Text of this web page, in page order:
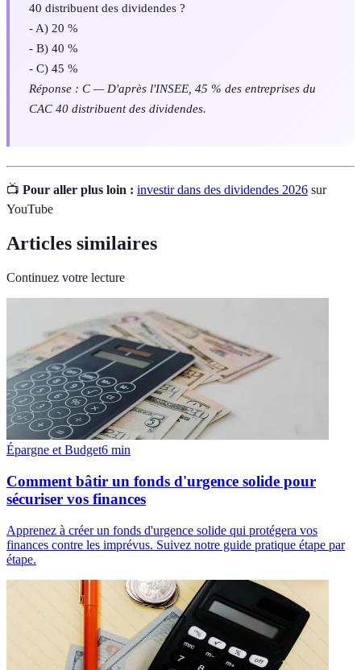
40 distribuent des dividendes ?
- A) 20 %
- B) 40 %
- C) 45 %
Réponse : C — D'après l'INSEE, 45 % des entreprises du
CAC 40 distribuent des dividendes.
📺 Pour aller plus loin : investir dans des dividendes 2026 sur
YouTube
Articles similaires
Continuez votre lecture
Épargne et Budget6 min
Comment bâtir un fonds d'urgence solide pour
sécuriser vos finances
Apprenez à créer un fonds d'urgence solide qui protégera vos
finances contre les imprévus. Suivez notre guide pratique étape par
étape.